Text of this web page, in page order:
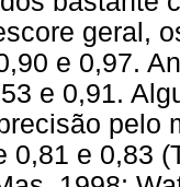
geral,
e 0,97.
e 0,91.
pelo
0,81 e 0,83